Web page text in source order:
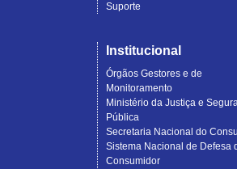
Suporte
Institucional
Órgãos Gestores e de
Monitoramento
Ministério da Justiça e
Pública
Secretaria Nacional do
Sistema Nacional de Defesa
Consumidor